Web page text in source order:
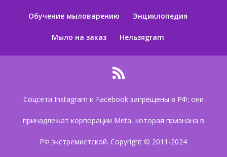
Обучение мыловарению Энциклопедия
Мыло на заказ Нельзяgram
Соцсети Instagram и Facebook запрещены в РФ; они
принадлежат корпорации Meta, которая признана в
РФ экстремистской. Copyright © 2011-2024